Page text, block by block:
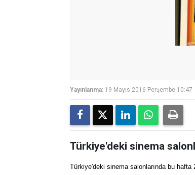
Yayınlanma: 19 Mayıs 2016 Perşembe 10:47
Türkiye'deki sinema
Türkiye'deki sinema salonlarında bu